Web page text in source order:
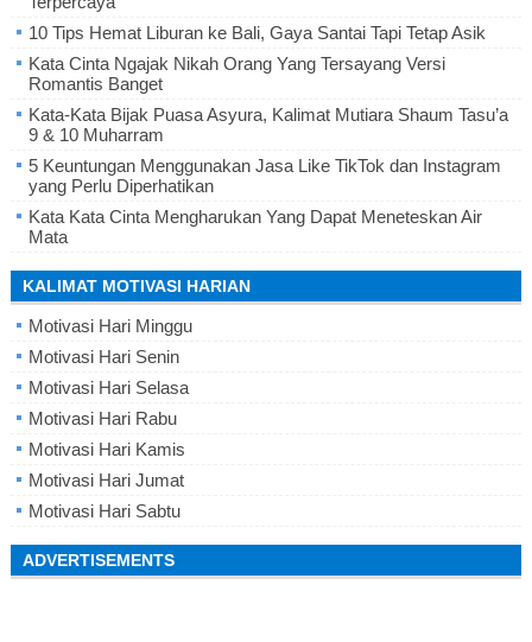
10 Tips Hemat Liburan ke Bali, Gaya Santai Tapi Tetap Asik
Kata Cinta Ngajak Nikah Orang Yang Tersayang Versi
Romantis Banget
Kata-Kata Bijak Puasa Asyura, Kalimat Mutiara Shaum Tasu’a
9 & 10 Muharram
5 Keuntungan Menggunakan Jasa Like TikTok dan Instagram
yang Perlu Diperhatikan
Kata Kata Cinta Mengharukan Yang Dapat Meneteskan Air
Mata
KALIMAT MOTIVASI HARIAN
Motivasi Hari Minggu
Motivasi Hari Senin
Motivasi Hari Selasa
Motivasi Hari Rabu
Motivasi Hari Kamis
Motivasi Hari Jumat
Motivasi Hari Sabtu
ADVERTISEMENTS